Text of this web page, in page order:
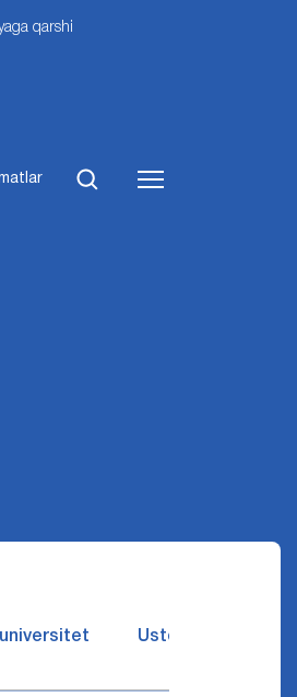
qarshi
universitet Ustozlar suhbatin